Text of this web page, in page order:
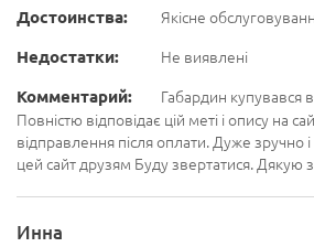
Достоинства:
Якісне
Недостатки:
Не виявлені
Комментарий:
Габардин купувався
Повністю відповідає цій меті і опису на
відправлення після оплати. Дуже зручно
цей сайт друзям Буду звертатися. Дякую
Инна